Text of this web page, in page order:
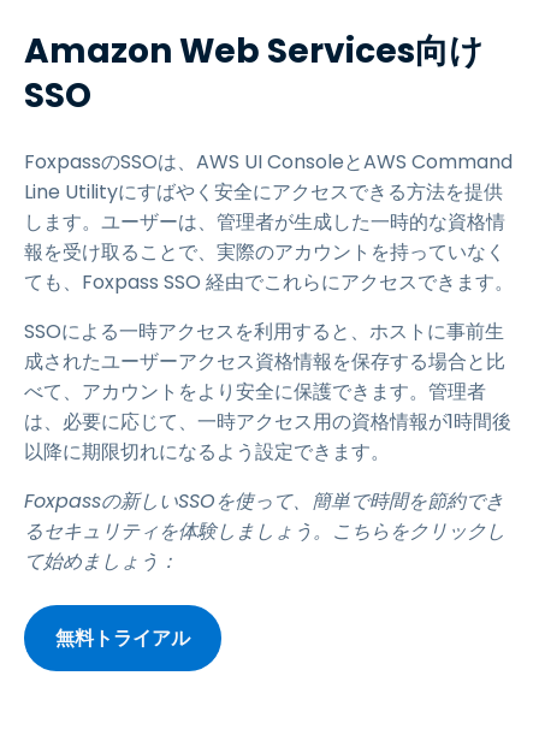
Amazon Web Services向け
SSO
FoxpassのSSOは、AWS UI ConsoleとAWS Command
Line Utilityにすばやく安全にアクセスできる方法を提供
します。ユーザーは、管理者が生成した一時的な資格情
報を受け取ることで、実際のアカウントを持っていなく
ても、Foxpass SSO 経由でこれらにアクセスできます。
SSOによる一時アクセスを利用すると、ホストに事前生
成されたユーザーアクセス資格情報を保存する場合と比
べて、アカウントをより安全に保護できます。管理者
は、必要に応じて、一時アクセス用の資格情報が1時間後
以降に期限切れになるよう設定できます。
Foxpassの新しいSSOを使って、簡単で時間を節約でき
るセキュリティを体験しましょう。こちらをクリックし
て始めましょう：
無料トライアル